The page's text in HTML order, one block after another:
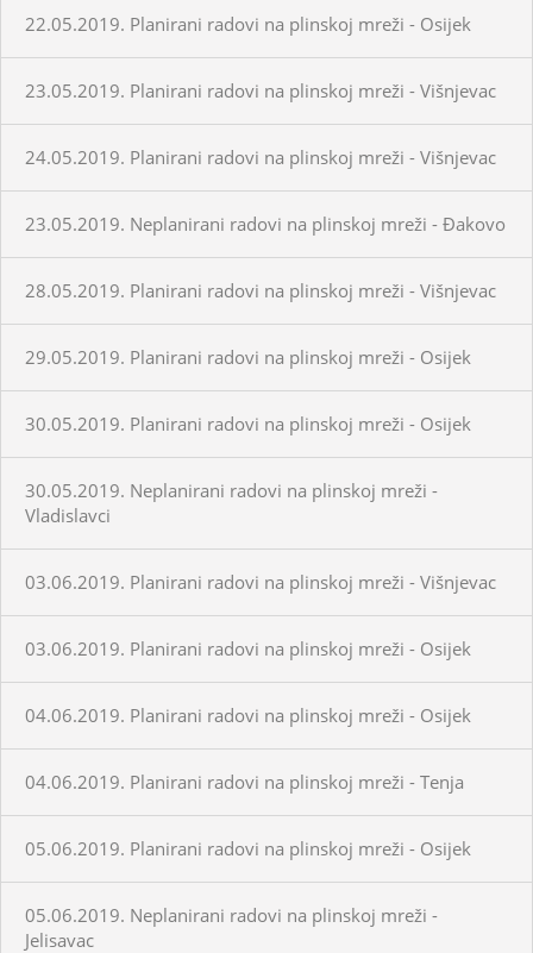
22.05.2019. Planirani radovi na plinskoj mreži - Osijek
23.05.2019. Planirani radovi na plinskoj mreži - Višnjevac
24.05.2019. Planirani radovi na plinskoj mreži - Višnjevac
23.05.2019. Neplanirani radovi na plinskoj mreži - Đakovo
28.05.2019. Planirani radovi na plinskoj mreži - Višnjevac
29.05.2019. Planirani radovi na plinskoj mreži - Osijek
30.05.2019. Planirani radovi na plinskoj mreži - Osijek
30.05.2019. Neplanirani radovi na plinskoj mreži -
Vladislavci
03.06.2019. Planirani radovi na plinskoj mreži - Višnjevac
03.06.2019. Planirani radovi na plinskoj mreži - Osijek
04.06.2019. Planirani radovi na plinskoj mreži - Osijek
04.06.2019. Planirani radovi na plinskoj mreži - Tenja
05.06.2019. Planirani radovi na plinskoj mreži - Osijek
05.06.2019. Neplanirani radovi na plinskoj mreži -
Jelisavac